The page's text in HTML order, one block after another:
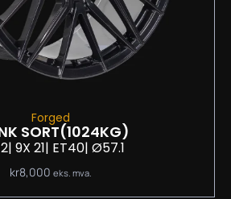
Forged
SORT(1024KG)
| 9X 21| ET40| Ø57.1
kr8,000 eks. mva.